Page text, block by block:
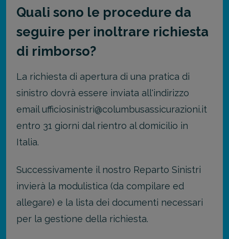
Quali sono le procedure da
seguire per inoltrare richiesta
di rimborso?
La richiesta di apertura di una pratica di
sinistro dovrà essere inviata all'indirizzo
email ufficiosinistri@columbusassicurazioni.it
entro 31 giorni dal rientro al domicilio in
Italia.
Successivamente il nostro Reparto Sinistri
invierà la modulistica (da compilare ed
allegare) e la lista dei documenti necessari
per la gestione della richiesta.